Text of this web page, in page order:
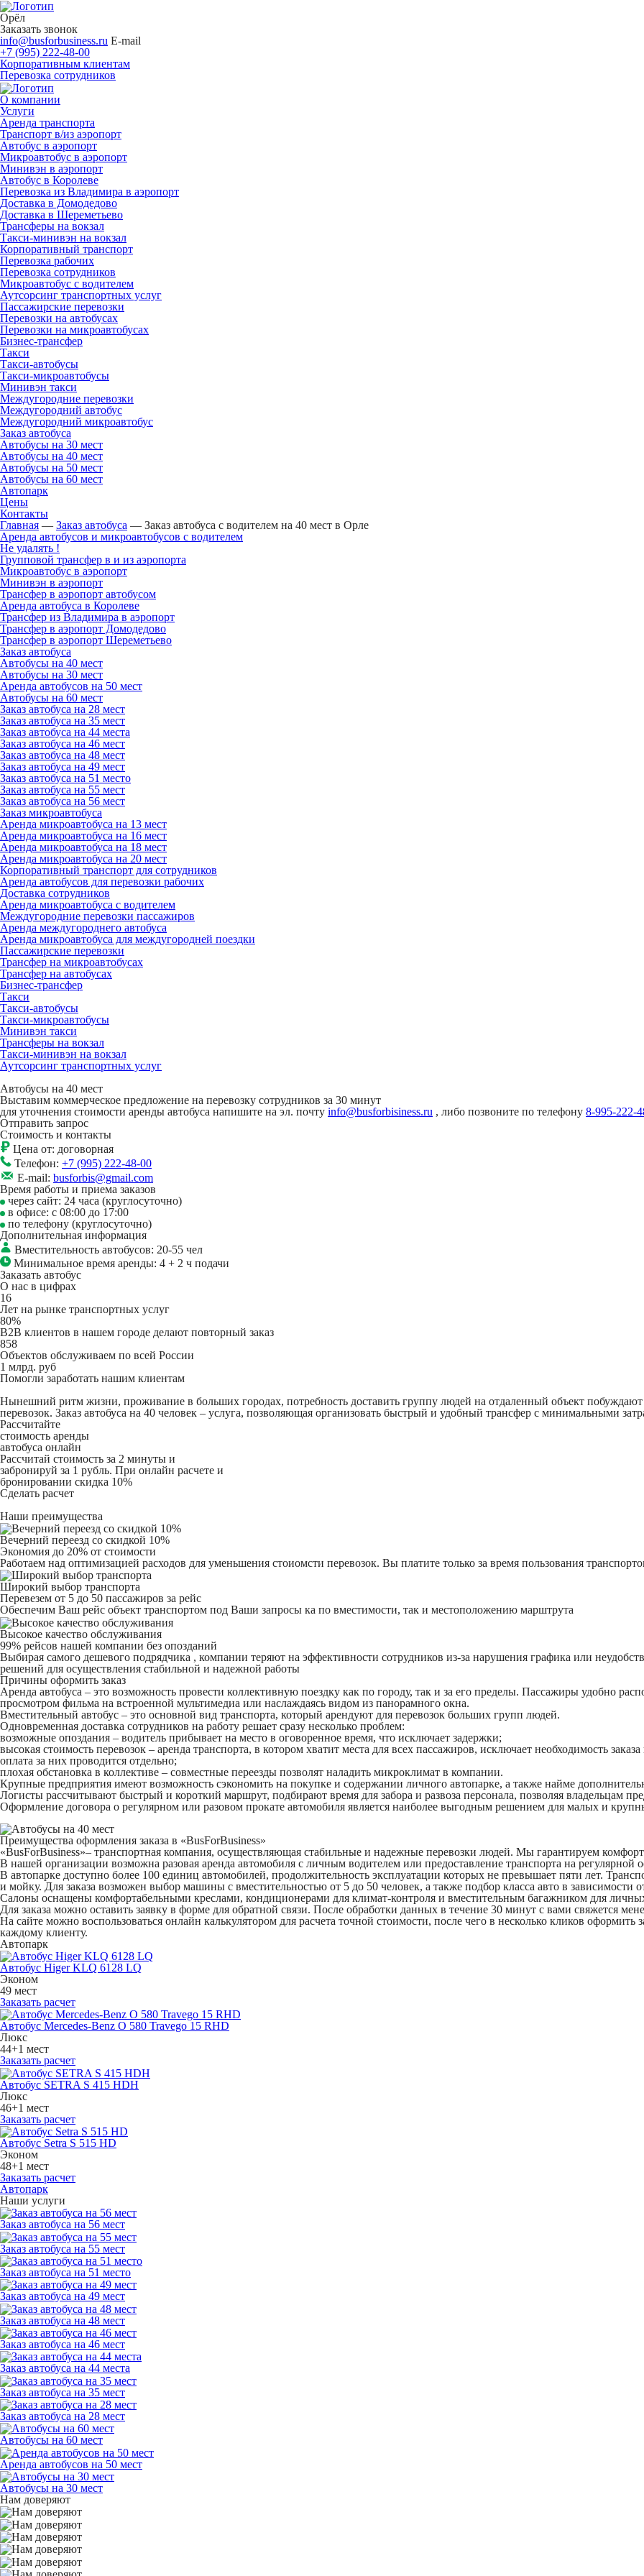
Орёл
Заказать звонок
info@busforbusiness.ru E-mail
+7 (995) 222-48-00
Корпоративным клиентам
Перевозка сотрудников
О компании
Услуги
Аренда транспорта
Транспорт в/из аэропорт
Автобус в аэропорт
Микроавтобус в аэропорт
Минивэн в аэропорт
Автобус в Королеве
Перевозка из Владимира в аэропорт
Доставка в Домодедово
Доставка в Шереметьево
Трансферы на вокзал
Такси-минивэн на вокзал
Корпоративный транспорт
Перевозка рабочих
Перевозка сотрудников
Микроавтобус с водителем
Аутсорсинг транспортных услуг
Пассажирские перевозки
Перевозки на автобусах
Перевозки на микроавтобусах
Бизнес-трансфер
Такси
Такси-автобусы
Такси-микроавтобусы
Минивэн такси
Междугородние перевозки
Междугородний автобус
Междугородний микроавтобус
Заказ автобуса
Автобусы на 30 мест
Автобусы на 40 мест
Автобусы на 50 мест
Автобусы на 60 мест
Автопарк
Цены
Контакты
Главная — Заказ автобуса — Заказ автобуса с водителем на 40 мест в Орле
Аренда автобусов и микроавтобусов с водителем
Не удалять !
Групповой трансфер в и из аэропорта
Микроавтобус в аэропорт
Минивэн в аэропорт
Трансфер в аэропорт автобусом
Аренда автобуса в Королеве
Трансфер из Владимира в аэропорт
Трансфер в аэропорт Домодедово
Трансфер в аэропорт Шереметьево
Заказ автобуса
Автобусы на 40 мест
Автобусы на 30 мест
Аренда автобусов на 50 мест
Автобусы на 60 мест
Заказ автобуса на 28 мест
Заказ автобуса на 35 мест
Заказ автобуса на 44 места
Заказ автобуса на 46 мест
Заказ автобуса на 48 мест
Заказ автобуса на 49 мест
Заказ автобуса на 51 место
Заказ автобуса на 55 мест
Заказ автобуса на 56 мест
Заказ микроавтобуса
Аренда микроавтобуса на 13 мест
Аренда микроавтобуса на 16 мест
Аренда микроавтобуса на 18 мест
Аренда микроавтобуса на 20 мест
Корпоративный транспорт для сотрудников
Аренда автобусов для перевозки рабочих
Доставка сотрудников
Аренда микроавтобуса с водителем
Междугородние перевозки пассажиров
Аренда междугороднего автобуса
Аренда микроавтобуса для междугородней поездки
Пассажирские перевозки
Трансфер на микроавтобусах
Трансфер на автобусах
Бизнес-трансфер
Такси
Такси-автобусы
Такси-микроавтобусы
Минивэн такси
Трансферы на вокзал
Такси-минивэн на вокзал
Аутсорсинг транспортных услуг
Автобусы на 40 мест
Выставим коммерческое предложение на перевозку сотрудников за 30 минут
для уточнения стоимости аренды автобуса напишите на эл. почту info@busforbisiness.ru , либо позвоните по телефону 8-995-222-
Отправить запрос
Стоимость и контакты
Цена от: договорная
Телефон: +7 (995) 222-48-00
E-mail: busforbis@gmail.com
Время работы и приема заказов
через сайт: 24 часа (круглосуточно)
в офисе: с 08:00 до 17:00
по телефону (круглосуточно)
Дополнительная информация
Вместительность автобусов: 20-55 чел
Минимальное время аренды: 4 + 2 ч подачи
Заказать автобус
О нас в цифрах
16
Лет на рынке транспортных услуг
80%
B2B клиентов в нашем городе делают повторный заказ
858
Объектов обслуживаем по всей России
1 млрд. руб
Помогли заработать нашим клиентам
Нынешний ритм жизни, проживание в больших городах, потребность доставить группу людей на отдаленный объект побуждают
перевозок. Заказ автобуса на 40 человек – услуга, позволяющая организовать быстрый и удобный трансфер с минимальными
Рассчитайте
стоимость аренды
автобуса онлайн
Рассчитай стоимость за 2 минуты и
забронируй за 1 рубль. При онлайн расчете и
бронировании скидка 10%
Сделать расчет
Наши преимущества
Вечерний переезд со скидкой 10%
Экономия до 20% от стоимости
Работаем над оптимизацией расходов для уменьшения стоиомсти перевозок. Вы платите только за время пользования
Широкий выбор транспорта
Перевезем от 5 до 50 пассажиров за рейс
Обеспечим Ваш рейс объект транспортом под Ваши запросы ка по вместимости, так и местоположению марштрута
Высокое качество обслуживания
99% рейсов нашей компании без опозданий
Выбирая самого дешевого подрядчика , компании теряют на эффективности сотрудников из-за нарушения графика или
решений для осуществления стабильной и надежной работы
Причины оформить заказ
Аренда автобуса – это возможность провести коллективную поездку как по городу, так и за его пределы. Пассажиры удобно
просмотром фильма на встроенной мультимедиа или наслаждаясь видом из панорамного окна.
Вместительный автобус – это основной вид транспорта, который арендуют для перевозок больших групп людей.
Одновременная доставка сотрудников на работу решает сразу несколько проблем:
возможные опоздания – водитель прибывает на место в оговоренное время, что исключает задержки;
высокая стоимость перевозок – аренда транспорта, в котором хватит места для всех пассажиров, исключает необходимость
оплата за них проводится отдельно;
плохая обстановка в коллективе – совместные переезды позволят наладить микроклимат в компании.
Крупные предприятия имеют возможность сэкономить на покупке и содержании личного автопарке, а также найме
Логисты рассчитывают быстрый и короткий маршрут, подбирают время для забора и развоза персонала, позволяя владельцам
Оформление договора о регулярном или разовом прокате автомобиля является наиболее выгодным решением для малых и
Преимущества оформления заказа в «BusForBusiness»
«BusForBusiness»– транспортная компания, осуществляющая стабильные и надежные перевозки людей. Мы гарантируем
В нашей организации возможна разовая аренда автомобиля с личным водителем или предоставление транспорта на
В автопарке доступно более 100 единиц автомобилей, продолжительность эксплуатации которых не превышает пяти лет.
и мойку. Для заказа возможен выбор машины с вместительностью от 5 до 50 человек, а также подбор класса авто в зависимости
Салоны оснащены комфортабельными креслами, кондиционерами для климат-контроля и вместительным багажником для
Для заказа можно оставить заявку в форме для обратной связи. После обработки данных в течение 30 минут с вами свяжется
На сайте можно воспользоваться онлайн калькулятором для расчета точной стоимости, после чего в несколько кликов
каждому клиенту.
Автопарк
Автобус Higer KLQ 6128 LQ
Эконом
49 мест
Заказать расчет
Автобус Mercedes-Benz O 580 Travego 15 RHD
Люкс
44+1 мест
Заказать расчет
Автобус SETRA S 415 HDH
Люкс
46+1 мест
Заказать расчет
Автобус Setra S 515 HD
Эконом
48+1 мест
Заказать расчет
Автопарк
Наши услуги
Заказ автобуса на 56 мест
Заказ автобуса на 55 мест
Заказ автобуса на 51 место
Заказ автобуса на 49 мест
Заказ автобуса на 48 мест
Заказ автобуса на 46 мест
Заказ автобуса на 44 места
Заказ автобуса на 35 мест
Заказ автобуса на 28 мест
Автобусы на 60 мест
Аренда автобусов на 50 мест
Автобусы на 30 мест
Нам доверяют